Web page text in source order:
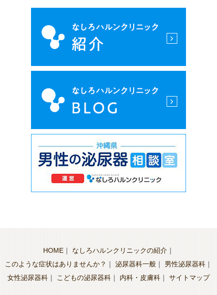
HOME｜ なしろハルンクリニックの紹介｜
このような症状はありませんか？ ｜ 泌尿器科一般｜ 男性泌尿器科｜
女性泌尿器科｜ こどもの泌尿器科｜ 内科・皮膚科｜ サイトマップ